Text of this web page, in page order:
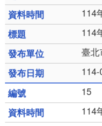
114
114
臺
15
114